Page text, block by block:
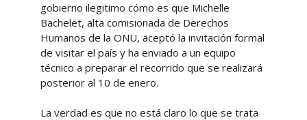
gobierno ilegitimo cómo es que Michelle
Bachelet, alta comisionada de Derechos
Humanos de la ONU, aceptó la invitación formal
de visitar el país y ha enviado a un equipo
técnico a preparar el recorrido que se realizará
posterior al 10 de enero.
La verdad es que no está claro lo que se trata